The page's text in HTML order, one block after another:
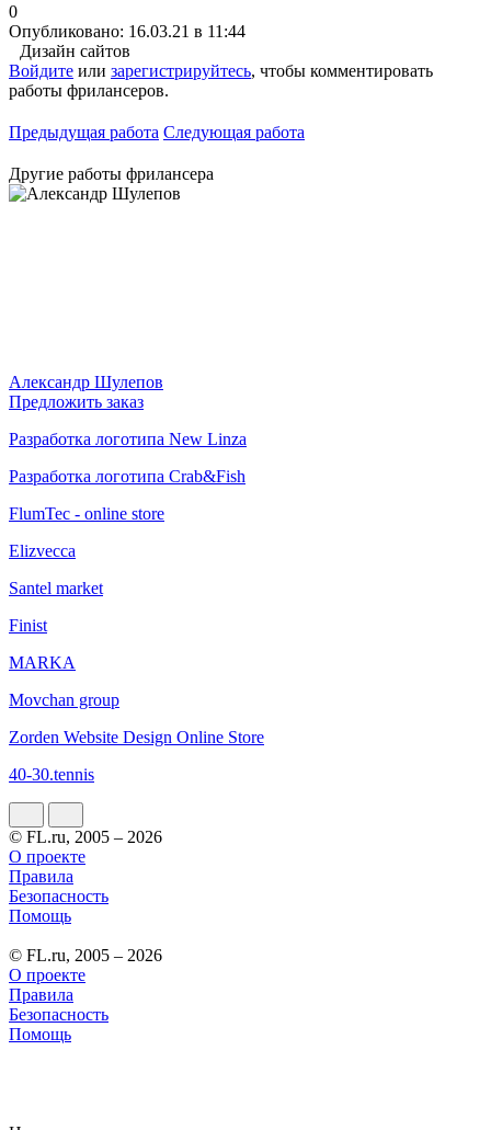
0
Опубликовано: 16.03.21 в 11:44
Дизайн сайтов
Войдите или зарегистрируйтесь, чтобы комментировать
работы фрилансеров.
Предыдущая работа Следующая работа
Другие работы фрилансера
Александр Шулепов
Предложить заказ
Разработка логотипа New Linza
Разработка логотипа Crab&Fish
FlumTec - online store
Elizvecca
Santel market
Finist
MARKA
Mоvchan group
Zorden Website Design Online Store
40-30.tennis
© FL.ru, 2005 – 2026
О проекте
Правила
Безопасность
Помощь
© FL.ru, 2005 – 2026
О проекте
Правила
Безопасность
Помощь